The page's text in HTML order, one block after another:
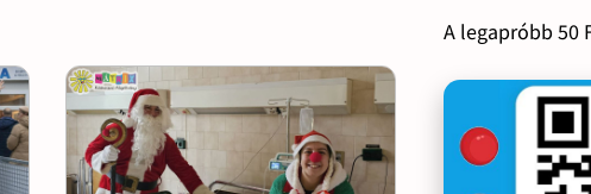
A legapróbb 50